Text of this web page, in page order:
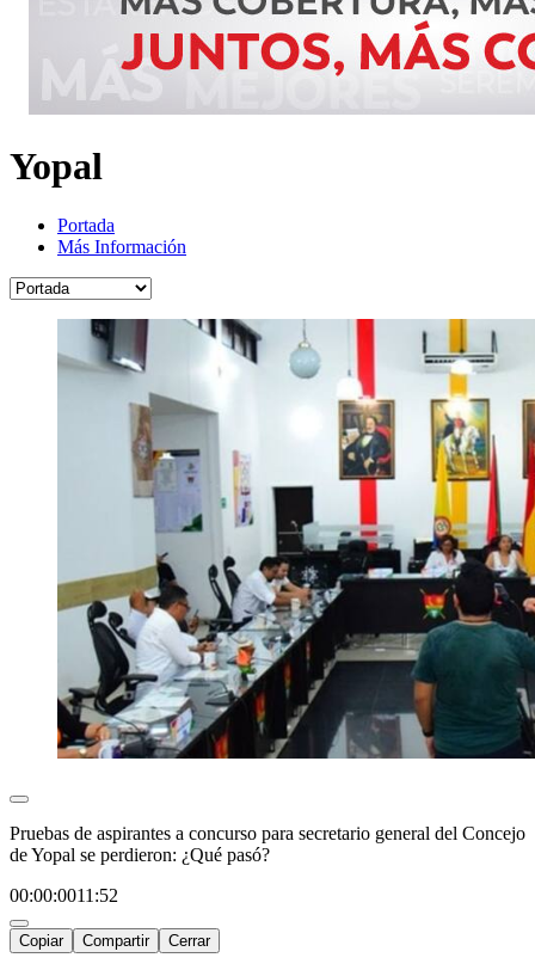
Yopal
Portada
Más Información
Pruebas de aspirantes a concurso para secretario general del Concejo
de Yopal se perdieron: ¿Qué pasó?
00:00:0011:52
Copiar Compartir Cerrar